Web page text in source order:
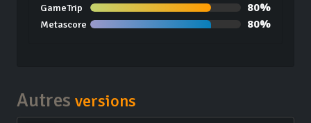
GameTrip 80%
Metascore 80%
Autres versions